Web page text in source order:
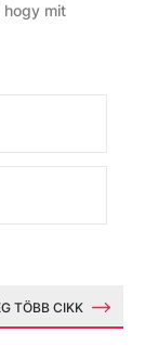
hogy mit
TÖBB CIKK